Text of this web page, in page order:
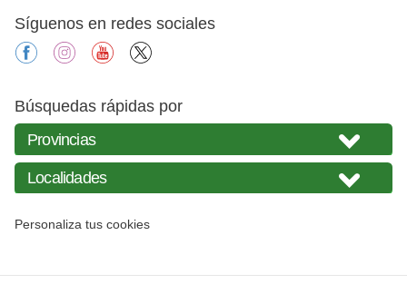
Síguenos en redes sociales
facebookinstagramyoutube
Búsquedas rápidas por
Personaliza tus cookies